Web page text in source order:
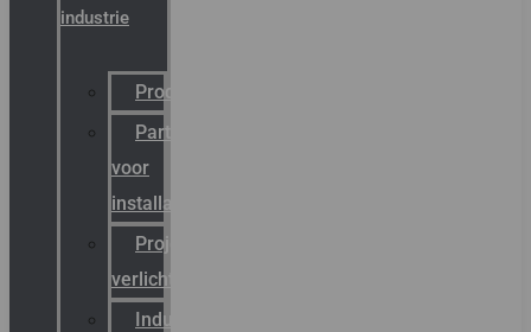
industrie
Productcatalogus
Partner
voor
installateurs
Projectreferenties
verlichting
Industriële